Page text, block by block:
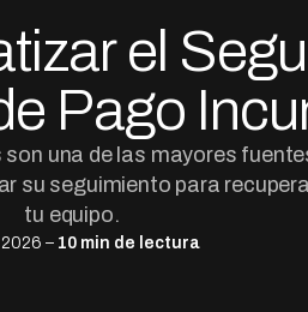
el
Pago
una de las mayores
su seguimiento para
tu equipo.
– 10 min de lectura